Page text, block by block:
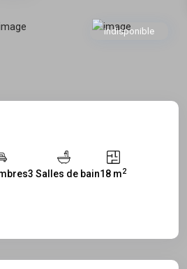
Indisponible
3 Salles de bain18 m2